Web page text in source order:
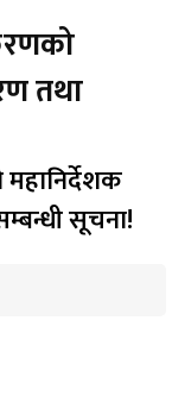
तथा
सूचना!